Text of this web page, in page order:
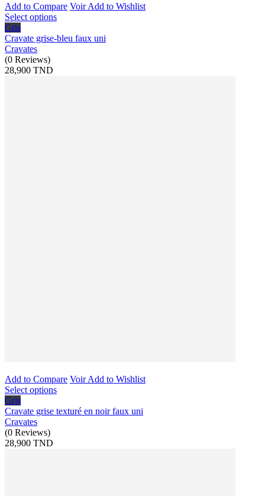
Add to Compare VoirAdd to Wishlist
Select options
Gris
Cravate grise-bleu faux uni
Cravates
(0 Reviews)
28,900 TND
Add to Compare VoirAdd to Wishlist
Select options
Gris
Cravate grise texturé en noir faux uni
Cravates
(0 Reviews)
28,900 TND